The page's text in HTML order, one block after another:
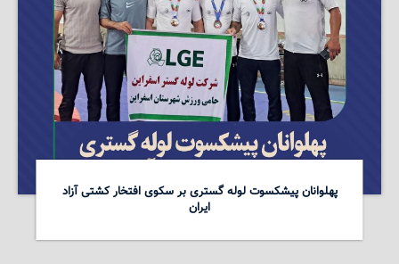
پهلوانان پیشکسوت لوله گستری بر سکوی افتخار کشتی آزاد
ایران